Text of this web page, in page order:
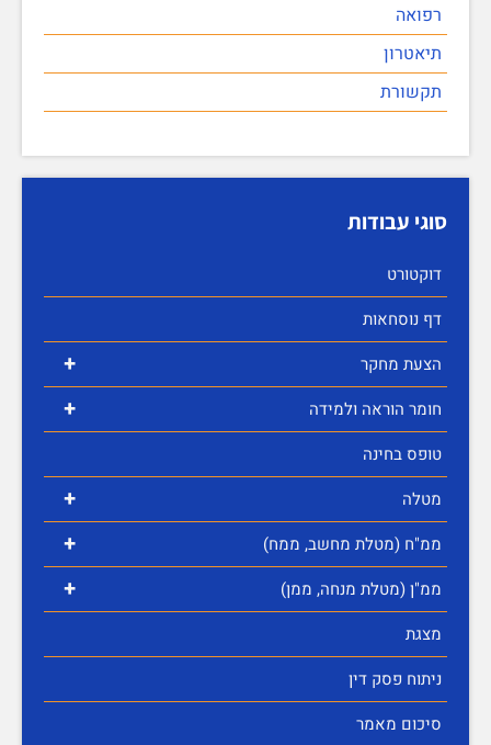
רפואה
תיאטרון
תקשורת
סוגי עבודות
דוקטורט
דף נוסחאות
+ הצעת מחקר
+
חומר הוראה ולמידה
טופס בחינה
+ מטלה
+ ממ"ח (מטלת מחשב, ממח)
+
ממ"ן (מטלת מנחה, ממן)
מצגת
ניתוח פסק דין
סיכום מאמר